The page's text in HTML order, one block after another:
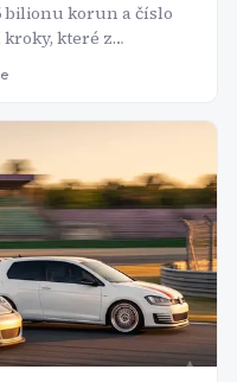
bilionu korun a číslo
které z
dostat i bez zázraků.